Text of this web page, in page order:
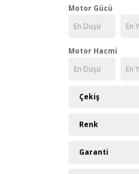
Motor Gücü
Motor Hacmi
Çekiş
Renk
Garanti